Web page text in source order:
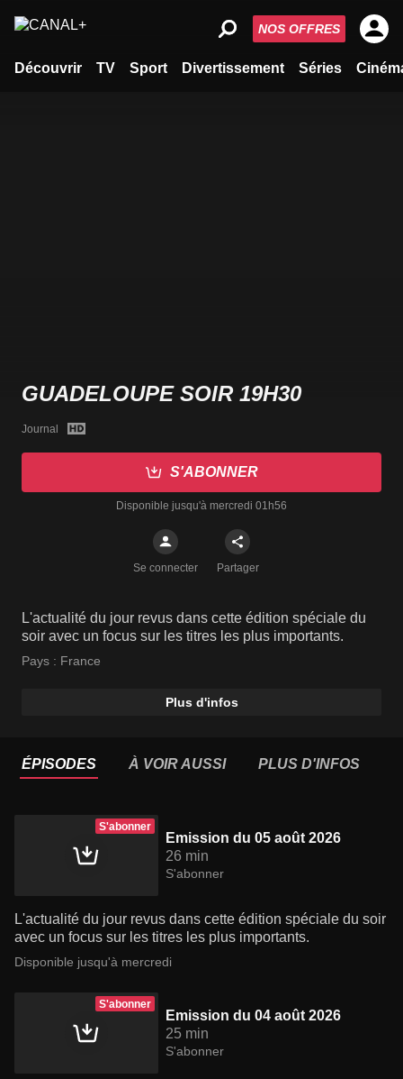
Découvrir TV Sport Divertissement Séries
NOS OFFRES
GUADELOUPE SOIR 19H30
Journal
S'ABONNER
Disponible jusqu'à mercredi 01h56
Se connecter Partager
L'actualité du jour revus dans cette édition spéciale du
soir avec un focus sur les titres les plus importants.
Pays : France
Plus d'infos
ÉPISODES À VOIR AUSSI PLUS D'INFOS
S'abonner
Emission du 05 août 2026
26 min
S'abonner
L'actualité du jour revus dans cette édition spéciale du soir
avec un focus sur les titres les plus importants.
Disponible jusqu'à mercredi
S'abonner
Emission du 04 août 2026
25 min
S'abonner